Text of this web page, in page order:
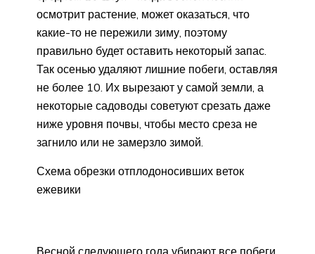
осмотрит растение, может оказаться, что
какие-то не пережили зиму, поэтому
правильно будет оставить некоторый запас.
Так осенью удаляют лишние побеги, оставляя
не более 10. Их вырезают у самой земли, а
некоторые садоводы советуют срезать даже
ниже уровня почвы, чтобы место среза не
загнило или не замерзло зимой.
Схема обрезки отплодоносивших веток
ежевики